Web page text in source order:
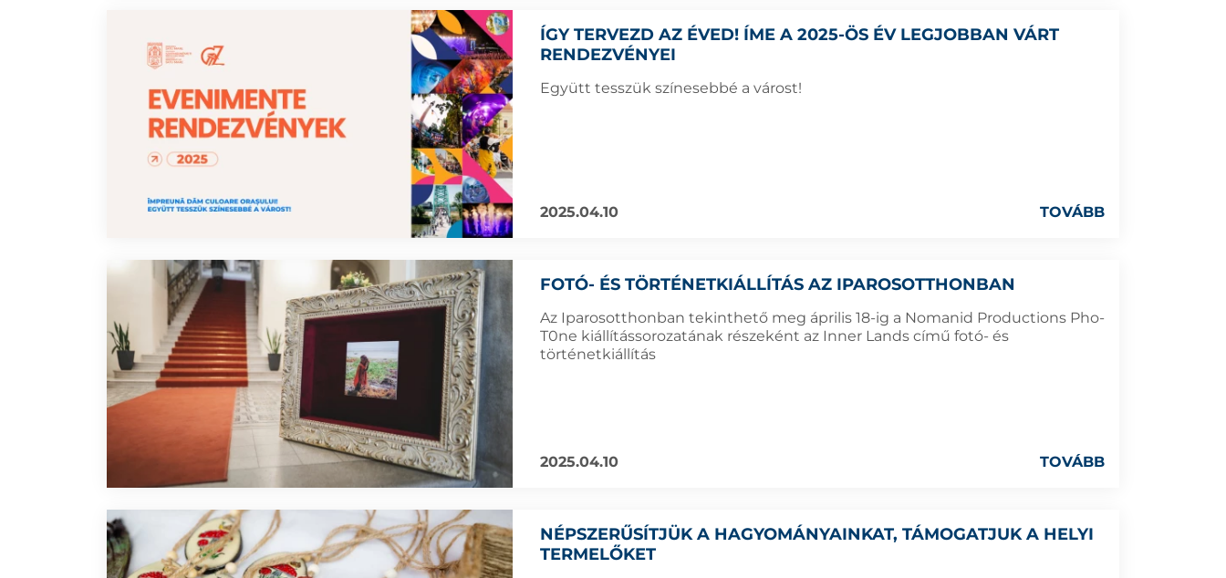
ÍGY TERVEZD AZ ÉVED! ÍME A 2025-ÖS ÉV LEGJOBBAN VÁRT
RENDEZVÉNYEI
Együtt tesszük színesebbé a várost!
2025.04.10 TOVÁBB
FOTÓ- ÉS TÖRTÉNETKIÁLLÍTÁS AZ IPAROSOTTHONBAN
Az Iparosotthonban tekinthető meg április 18-ig a Nomanid Productions Pho-
T0ne kiállítássorozatának részeként az Inner Lands című fotó- és
történetkiállítás
2025.04.10 TOVÁBB
NÉPSZERŰSÍTJÜK A HAGYOMÁNYAINKAT, TÁMOGATJUK A HELYI
TERMELŐKET